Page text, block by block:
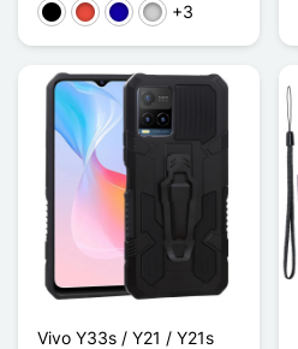
MustaPunainenBleu Foncé
Argenté
+3
Vivo Y33s / Y21 / Y21s